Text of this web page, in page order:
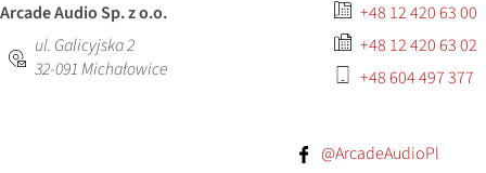
Arcade Audio Sp. z o.o.
ul. Galicyjska 2
32-091Michałowice
+48 12 420 63 00
+48 12 420 63 02
+48 604 497 377
@ArcadeAudioPl